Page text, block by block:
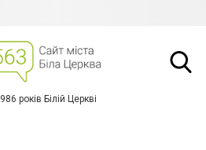
986 років Білій Церкві